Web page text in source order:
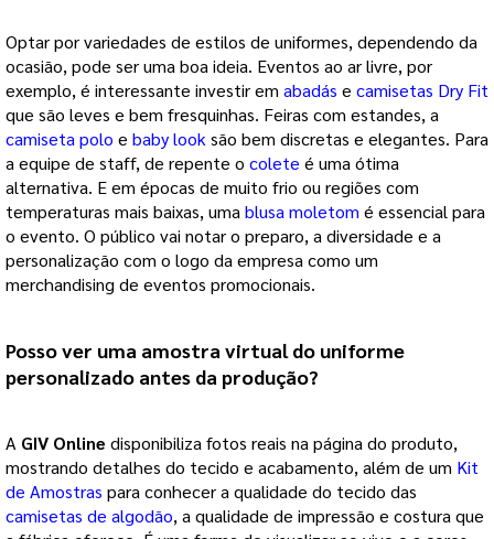
Optar por variedades de estilos de uniformes, dependendo da
ocasião, pode ser uma boa ideia. Eventos ao ar livre, por
exemplo, é interessante investir em abadás e camisetas Dry Fit
que são leves e bem fresquinhas. Feiras com estandes, a
camiseta polo e baby look são bem discretas e elegantes. Para
a equipe de staff, de repente o colete é uma ótima
alternativa. E em épocas de muito frio ou regiões com
temperaturas mais baixas, uma blusa moletom é essencial para
o evento. O público vai notar o preparo, a diversidade e a
personalização com o logo da empresa como um
merchandising de eventos promocionais.
Posso ver uma amostra virtual do uniforme
personalizado antes da produção?
A GIV Online disponibiliza fotos reais na página do produto,
mostrando detalhes do tecido e acabamento, além de um Kit
de Amostras para conhecer a qualidade do tecido das
camisetas de algodão, a qualidade de impressão e costura que